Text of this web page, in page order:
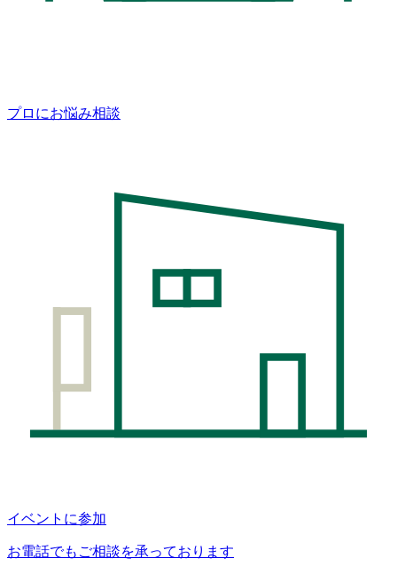
プロにお悩み相談
イベントに参加
お電話でもご相談を承っております